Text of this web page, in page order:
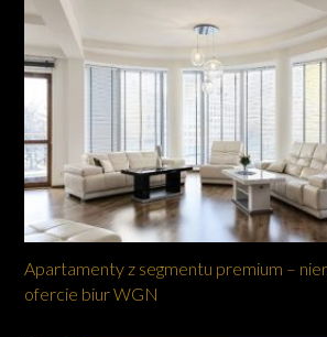
Apartamenty z segmentu premium –
ofercie biur WGN